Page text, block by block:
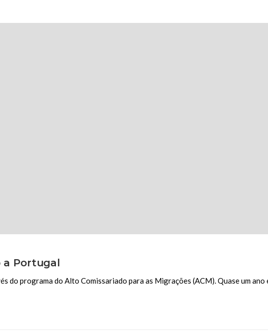
a Portugal
do programa do Alto Comissariado para as Migrações (ACM). Quase um